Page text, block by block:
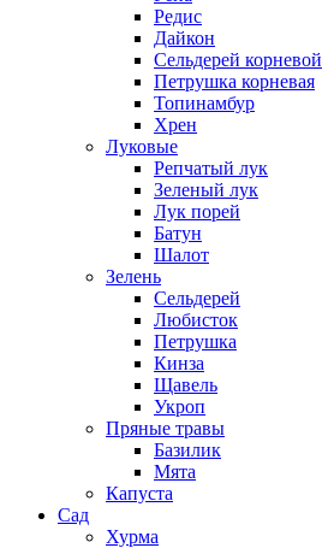
Редис
Дайкон
Сельдерей корневой
Петрушка корневая
Топинамбур
Хрен
Луковые
Репчатый лук
Зеленый лук
Лук порей
Батун
Шалот
Зелень
Сельдерей
Любисток
Петрушка
Кинза
Щавель
Укроп
Пряные травы
Базилик
Мята
Капуста
Сад
Хурма